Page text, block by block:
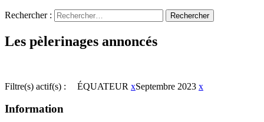
Rechercher :
Les pèlerinages annoncés
Filtre(s) actif(s) : ÉQUATEUR xSeptembre 2023 x
Information